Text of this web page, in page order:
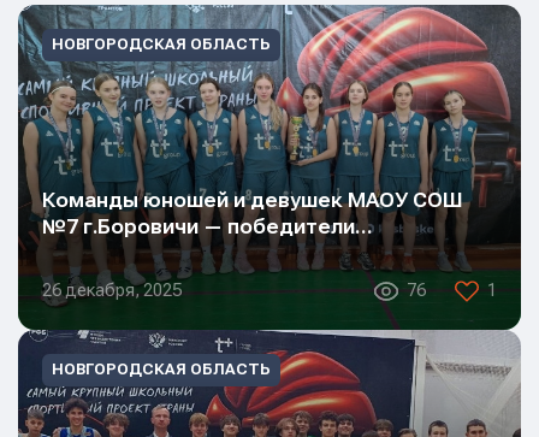
НОВГОРОДСКАЯ ОБЛАСТЬ
Команды юношей и девушек МАОУ СОШ
№7 г.Боровичи — победители…
26 декабря, 2025 76 1
НОВГОРОДСКАЯ ОБЛАСТЬ
Телефон
Сообщение
Отправить
Телефон
Сообщение
Отправить
Телефон
Сообщение
Отправить